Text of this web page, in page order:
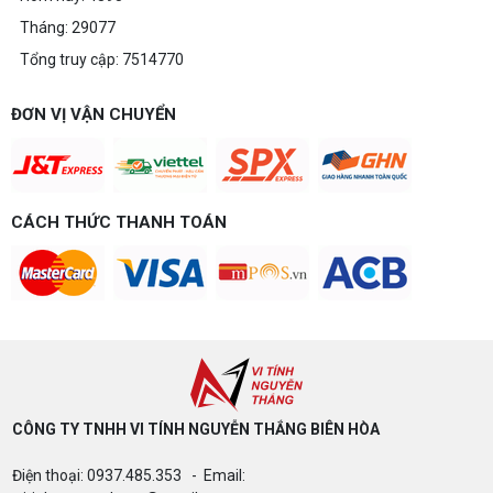
Build PC gaming 20 triệu: Chiến game,
chơi game của bạn.
Build PC gaming 15 triệu chơi được
Build PC gaming 15 triệu chơi được game gì? Vi
dễ nâng cấp CPU/VGA sau này, tư vấn miễn phí
theo đúng ngân sách.
Build PC gaming theo ngân sách từ 10-40 triệu:
cách phân bổ CPU, GPU, RAM hợp lý, chọn
Intel/AMD và tránh sai tương thích. Tư vấn miễn
phí tại Vi tính Nguyễn Thắng.
GIGABYTE & INTEL CORE ULTRA 200S
Tháng: 29077
Tổng truy cập: 7514770
ĐƠN VỊ VẬN CHUYỂN
CÁCH THỨC THANH TOÁN
CÔNG TY TNHH VI TÍNH NGUYỄN THẮNG BIÊN HÒA​
Điện thoại: 0937.485.353 - Email: